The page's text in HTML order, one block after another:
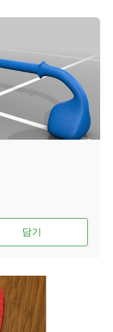
담기